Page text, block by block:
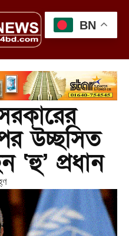
উচ্ছসিত
‘হু’ প্রধান
BN